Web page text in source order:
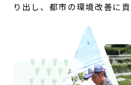
り出し、都市の環境改善に貢